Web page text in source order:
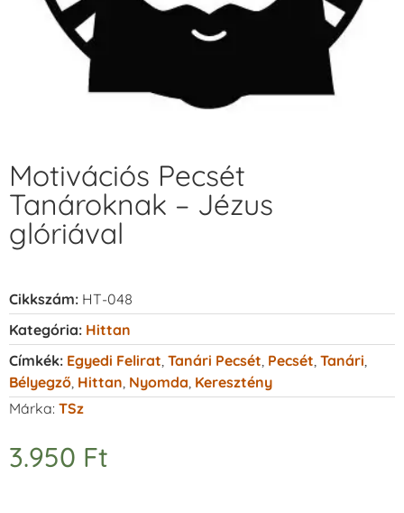
Motivációs Pecsét
Tanároknak – Jézus
glóriával
Cikkszám: HT-048
Kategória: Hittan
Címkék: Egyedi Felirat Tanári Pecsét Pecsét Tanári
Bélyegző Hittan Nyomda Keresztény
Márka: TSz
3.950 Ft